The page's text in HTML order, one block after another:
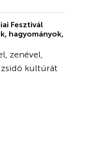
Fesztivál
hagyományok,
zenével,
kultúrát